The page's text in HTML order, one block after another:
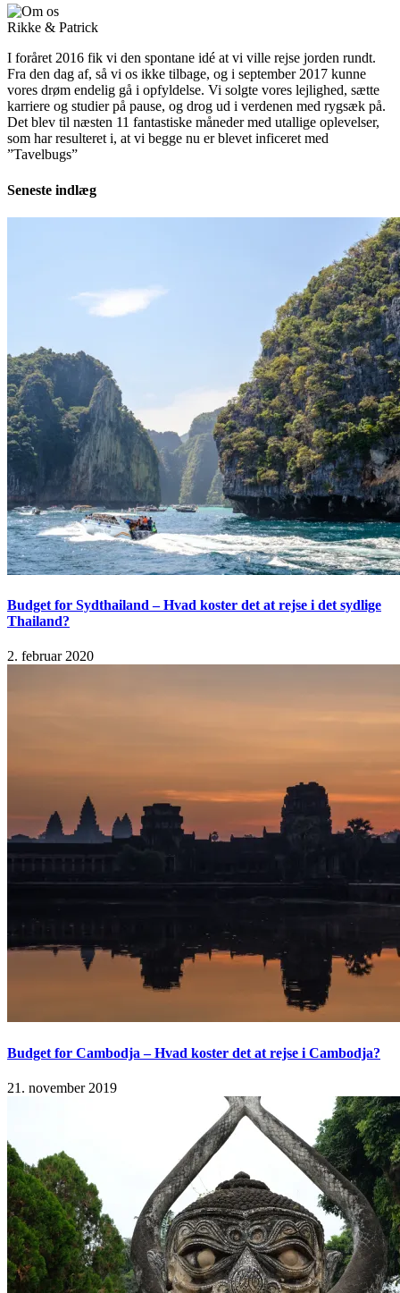
Rikke & Patrick
I foråret 2016 fik vi den spontane idé at vi ville rejse jorden rundt.
Fra den dag af, så vi os ikke tilbage, og i september 2017 kunne
vores drøm endelig gå i opfyldelse. Vi solgte vores lejlighed, sætte
karriere og studier på pause, og drog ud i verdenen med rygsæk på.
Det blev til næsten 11 fantastiske måneder med utallige oplevelser,
som har resulteret i, at vi begge nu er blevet inficeret med
”Tavelbugs”
Seneste indlæg
Budget for Sydthailand – Hvad koster det at rejse i det sydlige
Thailand?
2. februar 2020
Budget for Cambodja – Hvad koster det at rejse i Cambodja?
21. november 2019